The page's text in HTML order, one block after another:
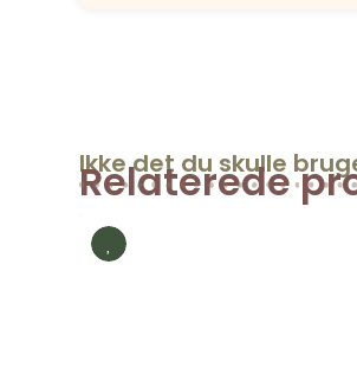
Ikke det du skulle
Relaterede